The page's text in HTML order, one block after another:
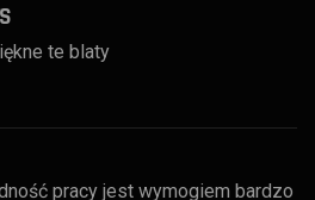
te blaty
pracy jest wymogiem bardzo